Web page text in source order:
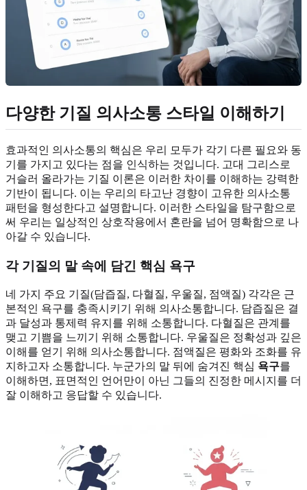
다양한 기질 의사소통 스타일 이해하기
효과적인 의사소통의 핵심은 우리 모두가 각기 다른 필요와 동
기를 가지고 있다는 점을 인식하는 것입니다. 고대 그리스로
거슬러 올라가는 기질 이론은 이러한 차이를 이해하는 강력한
기반이 됩니다. 이는 우리의 타고난 경향이 고유한 의사소통
패턴을 형성한다고 설명합니다. 이러한 스타일을 탐구함으로
써 우리는 일상적인 상호작용에서 혼란을 넘어 명확함으로 나
아갈 수 있습니다.
각 기질의 말 속에 담긴 핵심 욕구
네 가지 주요 기질(담즙질, 다혈질, 우울질, 점액질) 각각은 근
본적인 욕구를 충족시키기 위해 의사소통합니다. 담즙질은 결
과 달성과 통제력 유지를 위해 소통합니다. 다혈질은 관계를
맺고 기쁨을 느끼기 위해 소통합니다. 우울질은 정확성과 깊은
이해를 얻기 위해 의사소통합니다. 점액질은 평화와 조화를 유
지하고자 소통합니다. 누군가의 말 뒤에 숨겨진 핵심 욕구를
이해하면, 표면적인 언어만이 아닌 그들의 진정한 메시지를 더
잘 이해하고 응답할 수 있습니다.